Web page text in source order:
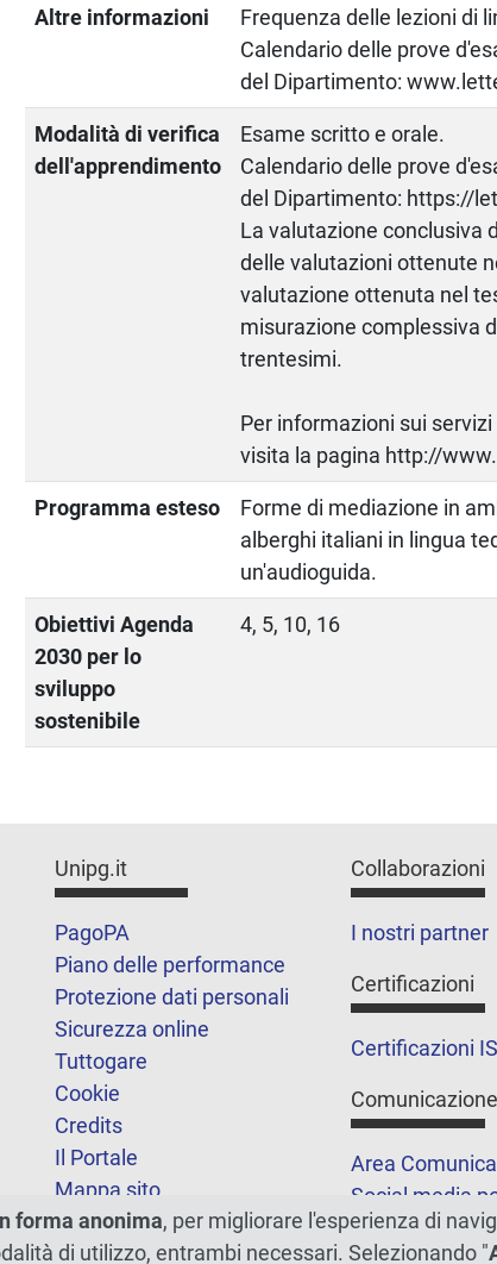
Altre informazioni
Frequenza delle lezioni di
Calendario delle prove
del Dipartimento:
Modalità di verifica
dell'apprendimento
Esame scritto e orale.
Calendario delle prove
del Dipartimento: https://
La valutazione conclusiva
delle valutazioni ottenute
valutazione ottenuta nel
misurazione complessiva
trentesimi.
Per informazioni sui
visita la pagina http://
Programma esteso
Forme di mediazione in
alberghi italiani in lingua
un'audioguida.
Obiettivi Agenda
2030 per lo
sviluppo
sostenibile
4, 5, 10, 16
Unipg.it
PagoPA
Piano delle performance
Protezione dati personali
Sicurezza online
Tuttogare
Cookie
Credits
Il Portale
Mappa sito
Statistiche
Dichiarazione di
Collaborazioni
I nostri partner
Certificazioni
Certificazioni
Comunicazione
Area
Social media
Podcast
forma anonima, per migliorare l'esperienza di
di utilizzo, entrambi necessari. Selezionando "